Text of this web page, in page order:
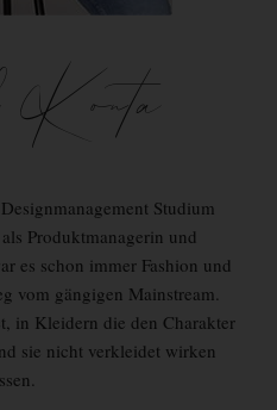
Studium
Produktmanagerin und
es schon immer Fashion und
vom gängigen Mainstream.
in Kleidern die den Charakter
sie nicht verkleidet wirken